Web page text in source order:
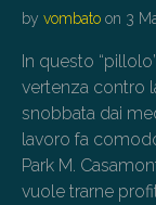
by vombato on 3
In questo
vertenza contro
snobbata dai
lavoro fa
Park M.
vuole trarne